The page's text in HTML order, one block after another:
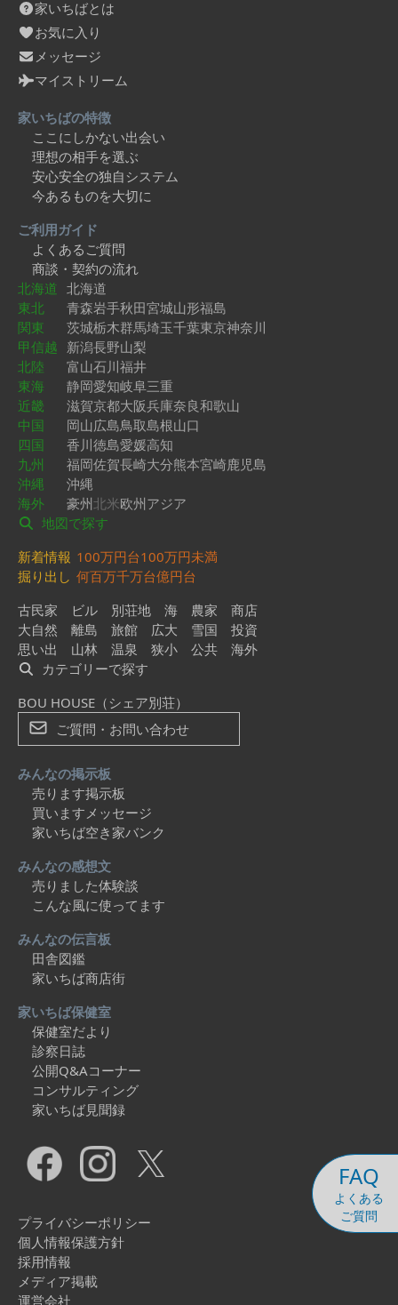
FAQ
よくある
ご質問
家いちばとは
お気に入り
メッセージ
マイストリーム
家いちばの特徴
ここにしかない出会い
理想の相手を選ぶ
安心安全の独自システム
今あるものを大切に
ご利用ガイド
よくあるご質問
商談・契約の流れ
北海道 北海道
東北
青森岩手秋田宮城山形福島
関東
茨城栃木群馬埼玉千葉東京神奈川
甲信越 新潟長野山梨
北陸
富山石川福井
東海
静岡愛知岐阜三重
近畿
滋賀京都大阪兵庫奈良和歌山
中国
岡山広島鳥取島根山口
四国
香川徳島愛媛高知
九州
福岡佐賀長崎大分熊本宮崎鹿児島
沖縄
沖縄
海外
豪州北米欧州アジア
地図で探す
新着情報 100万円台100万円未満
掘り出し 何百万千万台億円台
古民家
ビル 別荘地 海 農家
商店
大自然
離島 旅館 広大 雪国
投資
思い出
山林 温泉 狭小 公共
海外
カテゴリーで探す
BOU HOUSE（シェア別荘）
ご質問・お問い合わせ
みんなの掲示板
売ります掲示板
買いますメッセージ
家いちば空き家バンク
みんなの感想文
売りました体験談
こんな風に使ってます
みんなの伝言板
田舎図鑑
家いちば商店街
家いちば保健室
保健室だより
診察日誌
公開Q&Aコーナー
コンサルティング
家いちば見聞録
プライバシーポリシー
個人情報保護方針
採用情報
メディア掲載
運営会社